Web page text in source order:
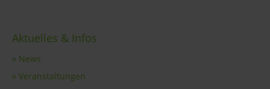
Aktuelles & Infos
» News
» Veranstaltungen